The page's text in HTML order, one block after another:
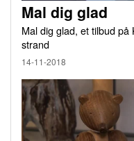
Mal dig glad
Mal dig glad, et tilbud
strand
14-11-2018